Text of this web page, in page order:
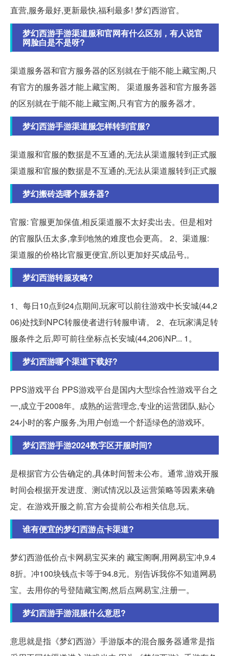
直营,服务最好,更新最快,福利最多! 梦幻西游官。
梦幻西游手游渠道服和官网有什么区别，有人说官
网脸白是不是呀?
渠道服务器和官方服务器的区别就在于能不能上藏宝阁,只
有官方的服务器才能上藏宝阁。 渠道服务器和官方服务器
的区别就在于能不能上藏宝阁,只有官方的服务器才。
梦幻西游手游渠道服怎样转到官服?
渠道服和官服的数据是不互通的,无法从渠道服转到正式服
渠道服和官服的数据是不互通的,无法从渠道服转到正式服
梦幻搬砖选哪个服务器?
官服: 官服更加保值,相反渠道服不太好卖出去。但是相对
的官服队伍太多,拿到地煞的难度也会更高。 2、渠道服:
渠道服的价格比官服更便宜,所以更加好买成品号,。
梦幻西游转服攻略?
1、每日10点到24点期间,玩家可以前往游戏中长安城(44,2
06)处找到NPC转服使者进行转服申请。 2、在玩家满足转
服条件之后,即可前往坐标点长安城(44,206)NP... 1。
梦幻西游哪个渠道下载好?
PPS游戏平台 PPS游戏平台是国内大型综合性游戏平台之
一,成立于2008年。成熟的运营理念,专业的运营团队,贴心
24小时的客户服务,为用户创造一个舒适绿色的游戏环。
梦幻西游手游2024数字区开服时间?
是根据官方公告确定的,具体时间暂未公布。通常,游戏开服
时间会根据开发进度、测试情况以及运营策略等因素来确
定。在游戏开服之前,官方会提前公布相关信息,玩。
谁有便宜的梦幻西游点卡渠道?
梦幻西游低价点卡网易宝买来的 藏宝阁啊,用网易宝冲,9.4
8折。冲100块钱点卡等于94.8元。别告诉我你不知道网易
宝。去用你的号登陆藏宝阁,然后点网易宝,注册一。
梦幻西游手游混服什么意思?
意思就是指《梦幻西游》手游版本的混合服务器通常是指